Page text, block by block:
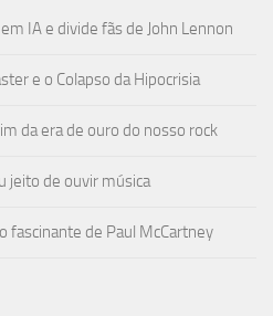
IA e divide fãs de John Lennon
e o Colapso da Hipocrisia
da era de ouro do nosso rock
jeito de ouvir música
fascinante de Paul McCartney